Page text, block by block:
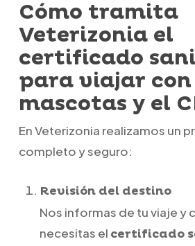
Cómo tramita
Veterizonia el
certificado
para viajar con
mascotas y el
En Veterizonia realizamos un
completo y seguro:
Revisión del destino
Nos informas de tu viaje y
necesitas el certificado